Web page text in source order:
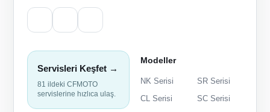
Servisleri Keşfet →
81 ildeki CFMOTO
servislerine hızlıca ulaş.
Modeller
NK Serisi
SR Serisi
CL Serisi
SC Serisi